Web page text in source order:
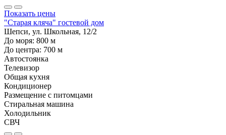
Показать цены
"Старая кляча" гостевой дом
Шепси, ул. Школьная, 12/2
До моря: 800 м
До центра: 700 м
Автостоянка
Телевизор
Общая кухня
Кондиционер
Размещение с питомцами
Стиральная машина
Холодильник
СВЧ